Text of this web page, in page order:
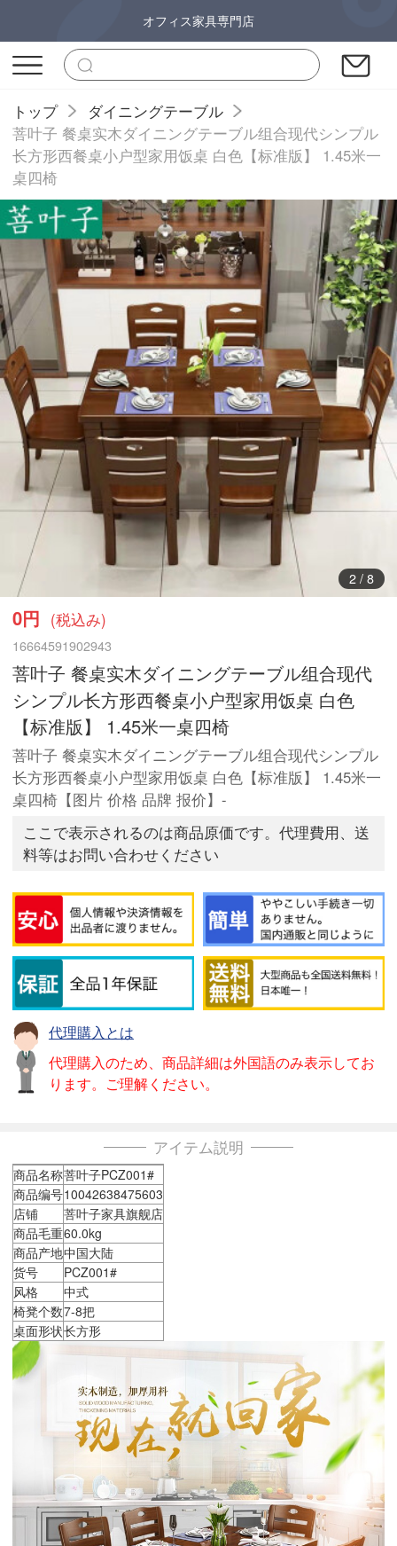
オフィス家具専門店
トップ
ダイニングテーブル
菩叶子 餐桌实木ダイニングテーブル组合现代シンプル
长方形西餐桌小户型家用饭桌 白色【标准版】 1.45米一
桌四椅
3/ 8
0円 (税込み)
16664591902943
菩叶子 餐桌实木ダイニングテーブル组合现代
シンプル长方形西餐桌小户型家用饭桌 白色
【标准版】 1.45米一桌四椅
菩叶子 餐桌实木ダイニングテーブル组合现代シンプル
长方形西餐桌小户型家用饭桌 白色【标准版】 1.45米一
桌四椅【图片 价格 品牌 报价】-
ここで表示されるのは商品原価です。代理費用、送
料等はお問い合わせください
代理購入とは
代理購入のため、商品詳細は外国語のみ表示してお
ります。ご理解ください。
アイテム説明
商品名称菩叶子PCZ001#
商品编号10042638475603
店铺
菩叶子家具旗舰店
商品毛重60.0kg
商品产地中国大陆
货号
PCZ001#
风格
中式
椅凳个数7-8把
桌面形状长方形